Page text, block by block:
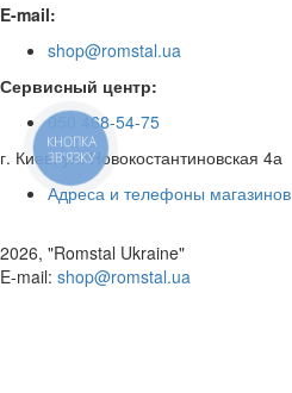
E-mail:
shop@romstal.ua
Сервисный центр:
050 468-54-75
г. Киев, ул. Новокостантиновская 4а
Адреса и телефоны магазинов
2026, "Romstal Ukraine"
​E-mail: shop@romstal.ua
КНОПКА
ЗВ'ЯЗКУ